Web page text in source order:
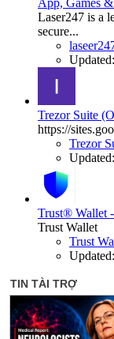
Laser247 is a
secure...
Updated:
Trezor Suite
https://
Trezor
Updated:
Trust® Wallet
Trust Wallet
Trust
Updated: